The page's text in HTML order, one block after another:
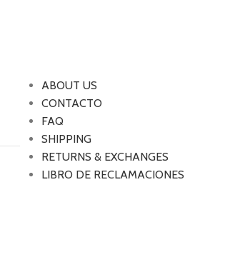
ABOUT US
CONTACTO
FAQ
SHIPPING
RETURNS & EXCHANGES
LIBRO DE RECLAMACIONES